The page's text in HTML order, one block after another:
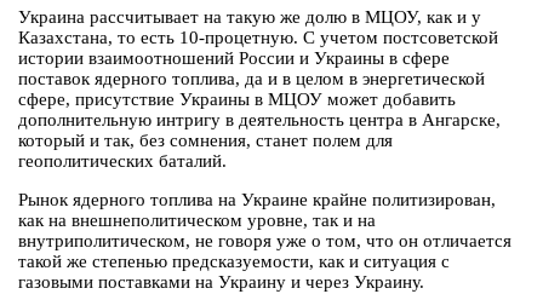
Украина рассчитывает на такую же долю в МЦОУ, как и у
Казахстана, то есть 10-процетную. С учетом постсоветской
истории взаимоотношений России и Украины в сфере
поставок ядерного топлива, да и в целом в энергетической
сфере, присутствие Украины в МЦОУ может добавить
дополнительную интригу в деятельность центра в Ангарске,
который и так, без сомнения, станет полем для
геополитических баталий.
Рынок ядерного топлива на Украине крайне политизирован,
как на внешнеполитическом уровне, так и на
внутриполитическом, не говоря уже о том, что он отличается
такой же степенью предсказуемости, как и ситуация с
газовыми поставками на Украину и через Украину.